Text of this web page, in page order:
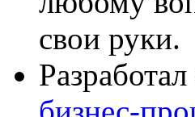
свои руки.